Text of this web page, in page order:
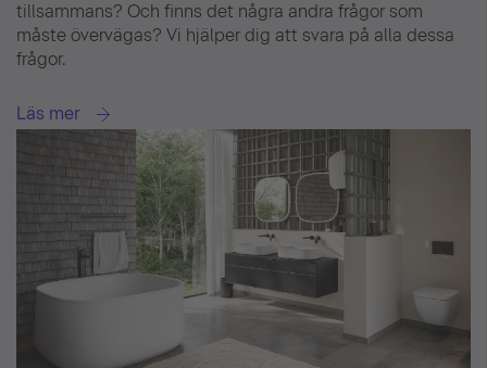
tillsammans? Och finns det några andra frågor som
måste övervägas? Vi hjälper dig att svara på alla dessa
frågor.
Läs mer